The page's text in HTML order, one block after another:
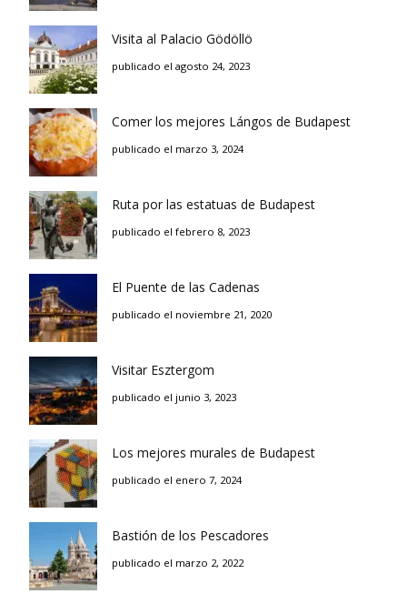
Visita al Palacio Gödöllö
publicado el agosto 24, 2023
Comer los mejores Lángos de Budapest
publicado el marzo 3, 2024
Ruta por las estatuas de Budapest
publicado el febrero 8, 2023
El Puente de las Cadenas
publicado el noviembre 21, 2020
Visitar Esztergom
publicado el junio 3, 2023
Los mejores murales de Budapest
publicado el enero 7, 2024
Bastión de los Pescadores
publicado el marzo 2, 2022